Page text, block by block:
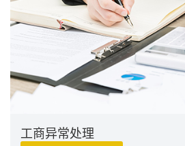
工商异常处理